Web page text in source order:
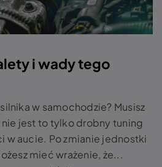
i wady tego
w samochodzie? Musisz
jest to tylko drobny tuning
w aucie. Po zmianie jednostki
mieć wrażenie, że...